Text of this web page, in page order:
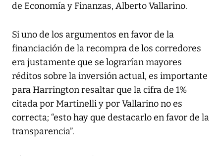
de Economía y Finanzas, Alberto Vallarino.
Si uno de los argumentos en favor de la
financiación de la recompra de los corredores
era justamente que se lograrían mayores
réditos sobre la inversión actual, es importante
para Harrington resaltar que la cifra de 1%
citada por Martinelli y por Vallarino no es
correcta; “esto hay que destacarlo en favor de la
transparencia”.